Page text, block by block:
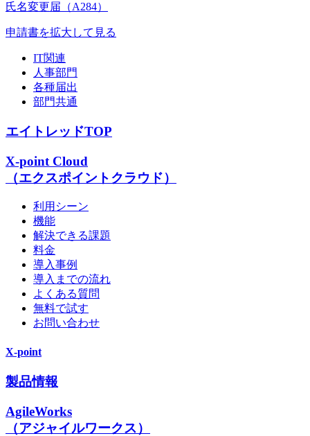
氏名変更届（A284）
申請書を拡大して見る
IT関連
人事部門
各種届出
部門共通
エイトレッドTOP
X-point Cloud
（エクスポイントクラウド）
利用シーン
機能
解決できる課題
料金
導入事例
導入までの流れ
よくある質問
無料で試す
お問い合わせ
X-point
製品情報
AgileWorks
（アジャイルワークス）